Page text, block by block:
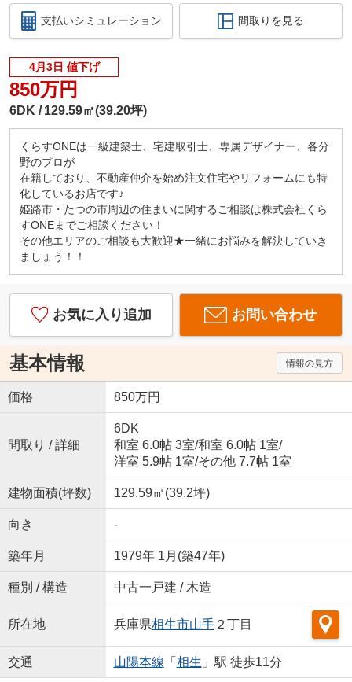
支払いシミュレーション 間取りを見る
4月3日 値下げ
850万円
6DK 129.59㎡(39.20坪)
くらすONEは一級建築士、宅建取引士、専属デザイナー、各分
野のプロが
在籍しており、不動産仲介を始め注文住宅やリフォームにも特
化しているお店です♪
姫路市・たつの市周辺の住まいに関するご相談は株式会社くら
すONEまでご相談ください！
その他エリアのご相談も大歓迎★一緒にお悩みを解決していき
ましょう！！
お気に入り追加 お問い合わせ
基本情報 情報の見方
価格 850万円
間取り / 詳細
6DK
和室 6.0帖 3室/和室 6.0帖 1室/
洋室 5.9帖 1室/その他 7.7帖 1室
建物面積(坪数) 129.59㎡(39.2坪)
向き -
築年月 1979年 1月(築47年)
種別 / 構造 中古一戸建 / 木造
所在地 兵庫県相生市山手２丁目
交通 山陽本線 「 相生 」駅 徒歩11分